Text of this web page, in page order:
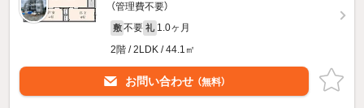
（管理費不要）
敷 不要 礼 1.0ヶ月
2階 / 2LDK / 44.1㎡
お問い合わせ （無料）